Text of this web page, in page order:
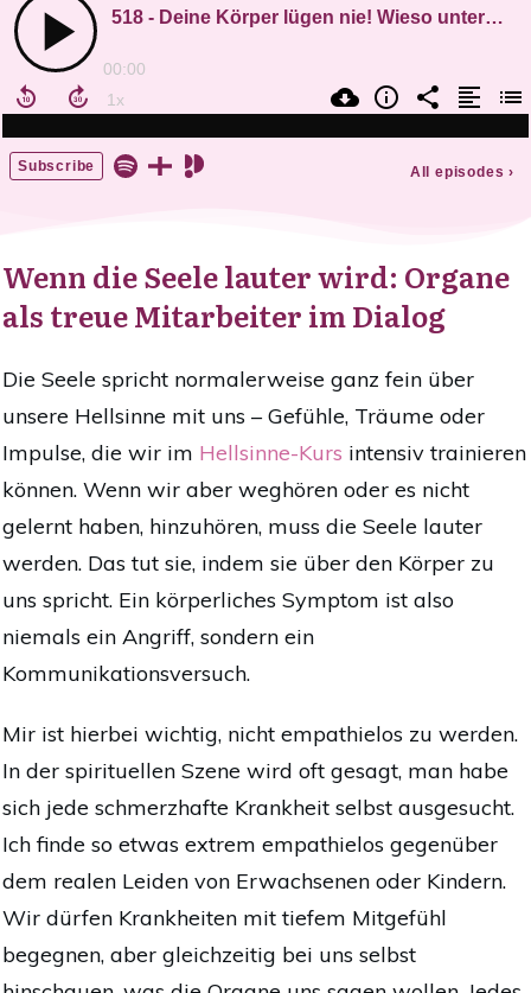
Wenn die Seele lauter wird: Organe
als treue Mitarbeiter im Dialog
Die Seele spricht normalerweise ganz fein über
unsere Hellsinne mit uns – Gefühle, Träume oder
Impulse, die wir im Hellsinne-Kurs intensiv trainieren
können. Wenn wir aber weghören oder es nicht
gelernt haben, hinzuhören, muss die Seele lauter
werden. Das tut sie, indem sie über den Körper zu
uns spricht. Ein körperliches Symptom ist also
niemals ein Angriff, sondern ein
Kommunikationsversuch.
Mir ist hierbei wichtig, nicht empathielos zu werden.
In der spirituellen Szene wird oft gesagt, man habe
sich jede schmerzhafte Krankheit selbst ausgesucht.
Ich finde so etwas extrem empathielos gegenüber
dem realen Leiden von Erwachsenen oder Kindern.
Wir dürfen Krankheiten mit tiefem Mitgefühl
begegnen, aber gleichzeitig bei uns selbst